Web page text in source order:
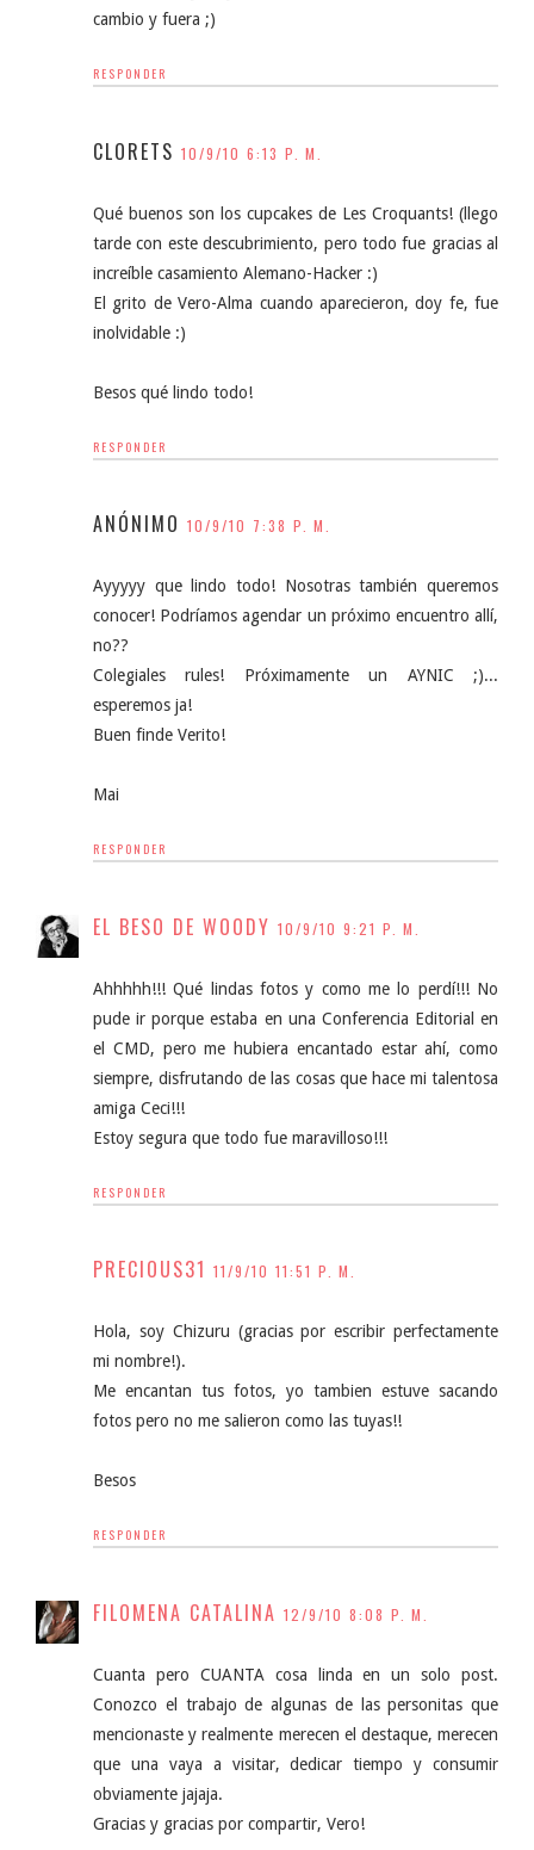
cambio y fuera ;)
RESPONDER
CLORETS 10/9/10 6:13 P. M.
Qué buenos son los cupcakes de Les Croquants! (llego
tarde con este descubrimiento, pero todo fue gracias al
increíble casamiento Alemano-Hacker :)
El grito de Vero-Alma cuando aparecieron, doy fe, fue
inolvidable :)
Besos qué lindo todo!
RESPONDER
ANÓNIMO 10/9/10 7:38 P. M.
Ayyyyy que lindo todo! Nosotras también queremos
conocer! Podríamos agendar un próximo encuentro allí,
no??
Colegiales rules! Próximamente un AYNIC ;)...
esperemos ja!
Buen finde Verito!
Mai
RESPONDER
EL BESO DE WOODY 10/9/10 9:21 P. M.
Ahhhhh!!! Qué lindas fotos y como me lo perdí!!! No
pude ir porque estaba en una Conferencia Editorial en
el CMD, pero me hubiera encantado estar ahí, como
siempre, disfrutando de las cosas que hace mi talentosa
amiga Ceci!!!
Estoy segura que todo fue maravilloso!!!
RESPONDER
PRECIOUS31 11/9/10 11:51 P. M.
Hola, soy Chizuru (gracias por escribir perfectamente
mi nombre!).
Me encantan tus fotos, yo tambien estuve sacando
fotos pero no me salieron como las tuyas!!
Besos
RESPONDER
FILOMENA CATALINA 12/9/10 8:08 P. M.
Cuanta pero CUANTA cosa linda en un solo post.
Conozco el trabajo de algunas de las personitas que
mencionaste y realmente merecen el destaque, merecen
que una vaya a visitar, dedicar tiempo y consumir
obviamente jajaja.
Gracias y gracias por compartir, Vero!